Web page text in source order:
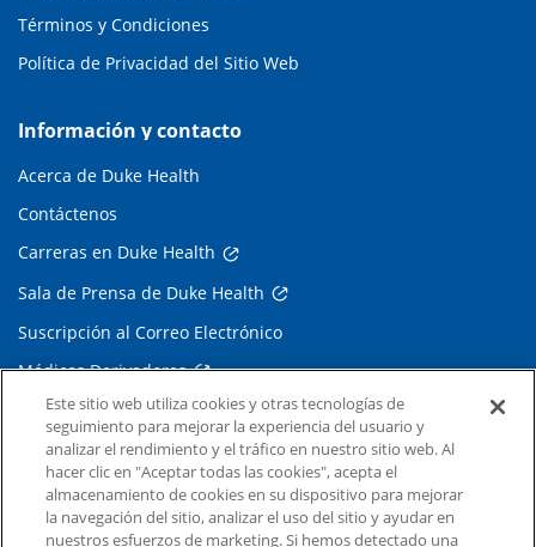
Términos y Condiciones
Política de Privacidad del Sitio Web
Información y contacto
Acerca de Duke Health
Contáctenos
Carreras en Duke Health
Sala de Prensa de Duke Health
Suscripción al Correo Electrónico
Médicos Derivadores
Enlaces relacionados
Duke Cancer Institute
Duke Children's
Este sitio web utiliza cookies y otras tecnologías de
seguimiento para mejorar la experiencia del usuario y
analizar el rendimiento y el tráfico en nuestro sitio web. Al
hacer clic en "Aceptar todas las cookies", acepta el
almacenamiento de cookies en su dispositivo para mejorar
la navegación del sitio, analizar el uso del sitio y ayudar en
nuestros esfuerzos de marketing. Si hemos detectado una